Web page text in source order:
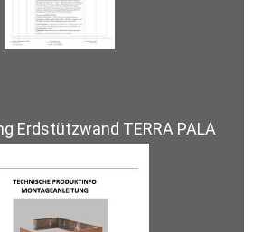
Erdstützwand TERRA PALA